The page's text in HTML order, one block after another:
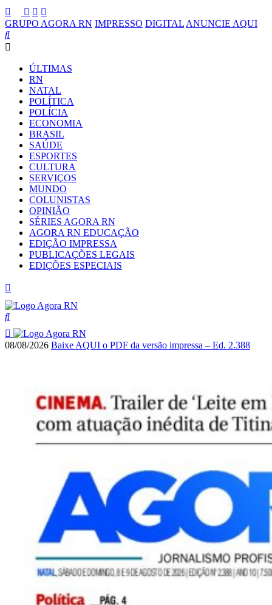
GRUPO AGORA RN IMPRESSO DIGITAL ANUNCIE AQUI
ÚLTIMAS
RN
NATAL
POLÍTICA
POLÍCIA
ECONOMIA
BRASIL
SAÚDE
ESPORTES
CULTURA
SERVIÇOS
MUNDO
COLUNISTAS
OPINIÃO
SÉRIES AGORA RN
AGORA RN EDUCAÇÃO
EDIÇÃO IMPRESSA
PUBLICAÇÕES LEGAIS
EDIÇÕES ESPECIAIS
08/08/2026 Baixe AQUI o PDF da versão impressa – Ed. 2.388